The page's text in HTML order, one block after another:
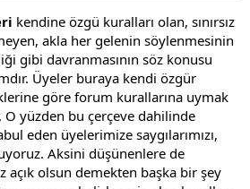
kendine özgü kuralları olan, sınırsız
akla her gelenin söylenmesinin
gibi davranmasının söz konusu
Üyeler buraya kendi özgür
göre forum kurallarına uymak
O yüzden bu çerçeve dahilinde
eden üyelerimize saygılarımızı,
Aksini düşünenlere de
açık olsun demekten başka bir şey